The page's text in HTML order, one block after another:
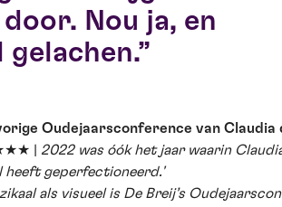
Nou ja, en
gelachen.
Oudejaarsconference van Claudia
|
2022 was óók het jaar waarin
heeft geperfectioneerd.'
als visueel is De Breij’s